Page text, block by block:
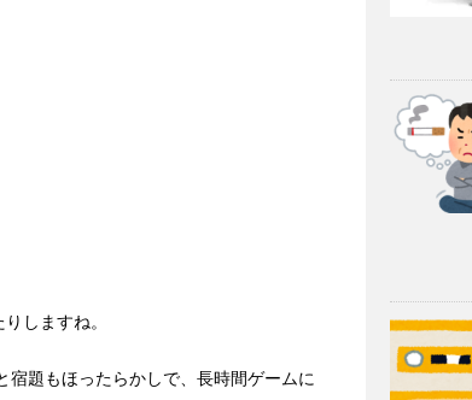
しますね。
題もほったらかしで、長時間ゲームに